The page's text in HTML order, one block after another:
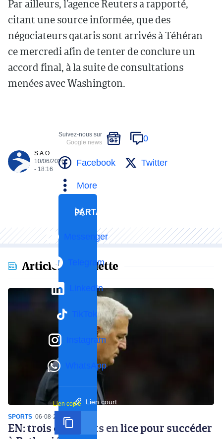
Par ailleurs, l’agence Reuters a rapporté,
citant une source informée, que des
négociateurs qataris sont arrivés à Téhéran
ce mercredi afin de tenter de conclure un
accord final, à la suite de consultations
menées avec Washington.
S.A.O
10/06/2026
- 18:16
Suivez-nous sur
Google news
0
Facebook Twitter
More
PARTAGER
Messenger
Telegram
LinkedIn
TikTok
Instagram
WhatsApp
Lien court
Lien copié
Articles en vedette
SPORTS 06-08-2026
EN: trois candidats en lice pour succéder